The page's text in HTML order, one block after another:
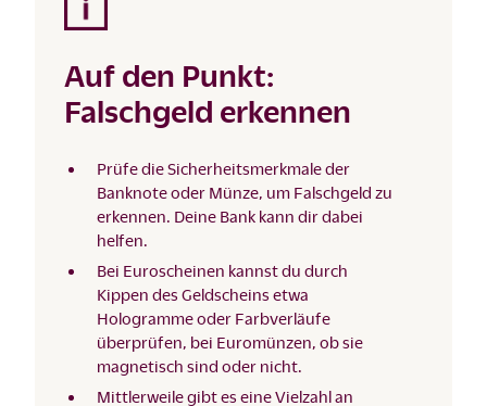
Auf den Punkt:
Falschgeld erkennen
Prüfe die Sicherheitsmerkmale der
Banknote oder Münze, um Falschgeld zu
erkennen. Deine Bank kann dir dabei
helfen.
Bei Euroscheinen kannst du durch
Kippen des Geldscheins etwa
Hologramme oder Farbverläufe
überprüfen, bei Euromünzen, ob sie
magnetisch sind oder nicht.
Mittlerweile gibt es eine Vielzahl an